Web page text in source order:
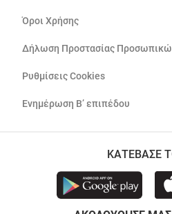
Όροι Χρήσης
Δήλωση Προστασίας
Ρυθμίσεις Cookies
Ενημέρωση Β’ επιπέδου
ΚΑΤΕΒΑΣΕ